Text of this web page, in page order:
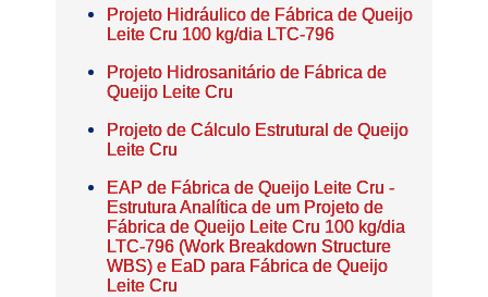
Projeto Hidráulico de Fábrica de Queijo
Leite Cru 100 kg/dia LTC-796
Projeto Hidrosanitário de Fábrica de
Queijo Leite Cru
Projeto de Cálculo Estrutural de Queijo
Leite Cru
EAP de Fábrica de Queijo Leite Cru -
Estrutura Analítica de um Projeto de
Fábrica de Queijo Leite Cru 100 kg/dia
LTC-796 (Work Breakdown Structure
WBS) e EaD para Fábrica de Queijo
Leite Cru